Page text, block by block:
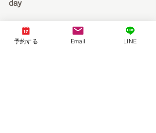
day
＊3名様での同時診断が可能です！（1
名様25,000円）
予約する Email LINE